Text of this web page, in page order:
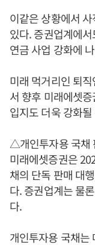
이같은 상황에서
있다. 증권업계에
연금 사업 강화에
미래 먹거리인 퇴
서 향후 미래에셋
입지도 더욱 강화
△개인투자용 국채
미래에셋증권은
채의 단독 판매 대
다. 증권업계는 물
다.
개인투자용 국채는